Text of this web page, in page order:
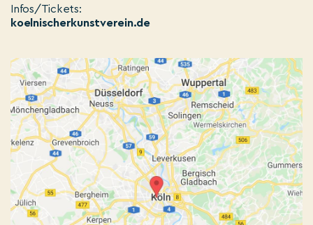
Infos/Tickets:
koelnischerkunstverein.de